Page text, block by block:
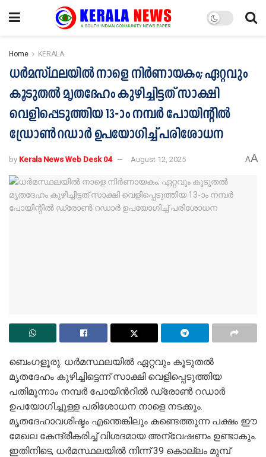
Home KERALA
ധർമസ്ഥലയില്‍ നാളെ നിര്‍ണായകം; ഏറ്റവും
കൂടുതൽ മൃതദേഹം കുഴിച്ചിട്ടത് സാക്ഷി
വെളിപ്പെടുത്തിയ 13-ാം നമ്പർ പോയിന്റിൽ
ഡ്രോൺ റഡാർ ഉപയോഗിച്ച് പരിശോധന
by Kerala News Web Desk 04 August 12, 2025 AA
ബെംഗളൂരു: ധർമസ്ഥലയി‌ൽ ഏറ്റവും കൂടുതൽ
മൃതദേഹം കുഴിച്ചിട്ടെന്ന് സാക്ഷി വെളിപ്പെടുത്തിയ
പതിമൂന്നാം നമ്പർ പോയിന്‍റിൽ ഡ്രോൺ റഡാർ
ഉപയോഗിച്ചുള്ള പരിശോധന നാളെ നടക്കും.
മൃതദേഹാവശിഷ്ടം എന്തെങ്കിലും കണ്ടെത്തുന്ന പക്ഷം ഈ
മേഖല കേന്ദ്രീകരിച്ച് വിശദമായ അന്വേഷണം ഉണ്ടാകും.
ഇതിനിടെ, ധർമസ്ഥലയിൽ നിന്ന് 39 കൊല്ലം മുമ്പ്